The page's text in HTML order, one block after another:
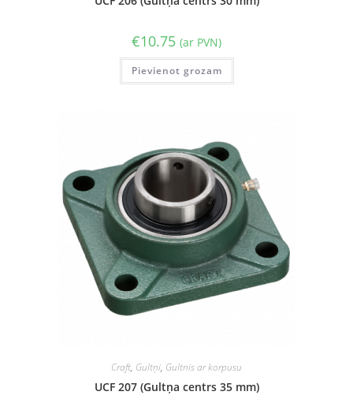
€10.75 (ar PVN)
Pievienot grozam
Craft, Gultņi, Gultnis ar korpusu
UCF 207 (Gultņa centrs 35 mm)